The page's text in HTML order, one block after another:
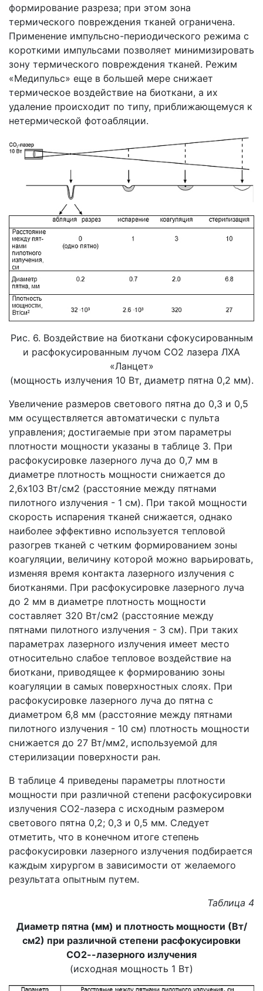
формирование разреза; при этом зона
термического повреждения тканей ограничена.
Применение импульсно-периодического режима с
короткими импульсами позволяет минимизировать
зону термического повреждения тканей. Режим
«Медипульс» еще в большей мере снижает
термическое воздействие на биоткани, а их
удаление происходит по типу, приближающемуся к
нетермической фотоабляции.
Рис. 6. Воздействие на биоткани сфокусированным
и расфокусированным лучом СО2 лазера ЛХА
«Ланцет»
(мощность излучения 10 Вт, диаметр пятна 0,2 мм).
Увеличение размеров светового пятна до 0,3 и 0,5
мм осуществляется автоматически с пульта
управления; достигаемые при этом параметры
плотности мощности указаны в таблице 3. При
расфокусировке лазерного луча до 0,7 мм в
диаметре плотность мощности снижается до
2,6х103 Вт/см2 (расстояние между пятнами
пилотного излучения - 1 см). При такой мощности
скорость испарения тканей снижается, однако
наиболее эффективно используется тепловой
разогрев тканей с четким формированием зоны
коагуляции, величину которой можно варьировать,
изменяя время контакта лазерного излучения с
биотканями. При расфокусировке лазерного луча
до 2 мм в диаметре плотность мощности
составляет 320 Вт/см2 (расстояние между
пятнами пилотного излучения - 3 см). При таких
параметрах лазерного излучения имеет место
относительно слабое тепловое воздействие на
биоткани, приводящее к формированию зоны
коагуляции в самых поверхностных слоях. При
расфокусировке лазерного луча до пятна с
диаметром 6,8 мм (расстояние между пятнами
пилотного излучения - 10 см) плотность мощности
снижается до 27 Вт/мм2, используемой для
стерилизации поверхности ран.
В таблице 4 приведены параметры плотности
мощности при различной степени расфокусировки
излучения СО2-лазера с исходным размером
светового пятна 0,2; 0,3 и 0,5 мм. Следует
отметить, что в конечном итоге степень
расфокусировки лазерного излучения подбирается
каждым хирургом в зависимости от желаемого
результата опытным путем.
Таблица 4
Диаметр пятна (мм) и плотность мощности (Вт/
см2) при различной степени расфокусировки
СО2--лазерного излучения
(исходная мощность 1 Вт)